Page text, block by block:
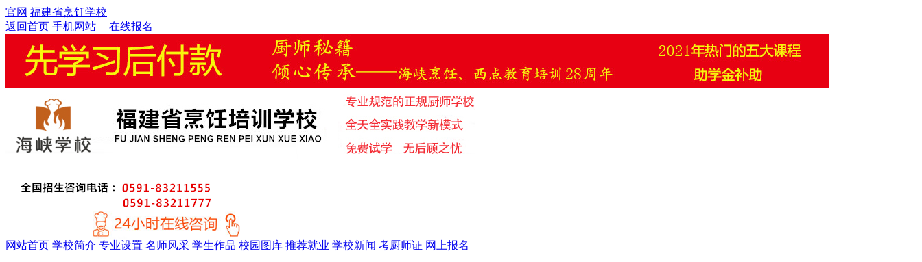
官网 福建省烹饪学校
返回首页 手机网站 在线报名
网站首页 学校简介 专业设置 名师风采 学生作品 校园图库 推荐就业 学校新闻 考厨师证 网上报名